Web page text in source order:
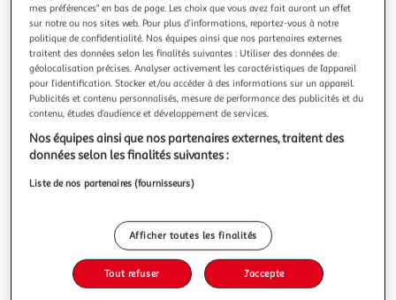
LES MYSTERES DE PARIS TOME 3 : L'ILE DU
RAVAGEUR, Sue Eugène
Tout le monde a dévoré Les Mystères de Paris , même les
gens qui ne savent pas lire. Théophile Gautier La célèbre
fresque d'Eugène Sue, enfin en format poche ! Les Mystères
de Paris ont été publiés en feuilleton dans Le Journal des
Débats entre juin 1842 et octobre 1843. Cette fresque
touche à d
En savoir +
Vous voulez connaître le prix de ce produit ?
Afficher le prix
Caractéristiques
mes préférences" en bas de page. Les choix que vous avez fait auront un effet
sur notre ou nos sites web. Pour plus d’informations, reportez-vous à notre
politique de confidentialité. Nos équipes ainsi que nos partenaires externes
traitent des données selon les finalités suivantes : Utiliser des données de
géolocalisation précises. Analyser activement les caractéristiques de l’appareil
pour l’identification. Stocker et/ou accéder à des informations sur un appareil.
Publicités et contenu personnalisés, mesure de performance des publicités et du
contenu, études d’audience et développement de services.
Nos équipes ainsi que nos partenaires externes, traitent des
données selon les finalités suivantes :
Liste de nos partenaires (fournisseurs)
Afficher toutes les finalités
Tout refuser J'accepte